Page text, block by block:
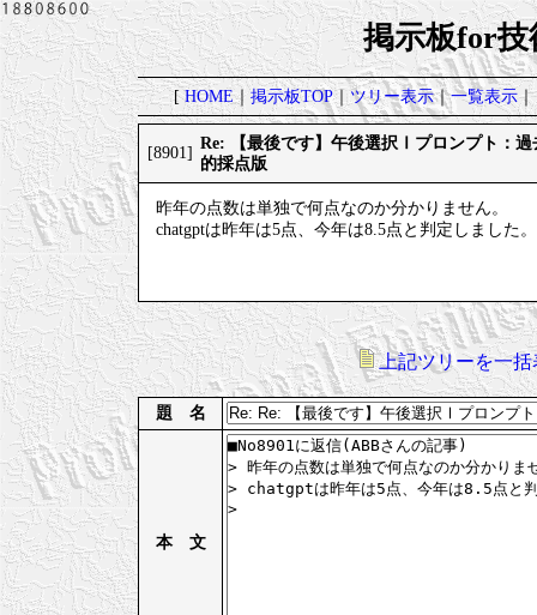
掲示板for技
[HOME｜掲示板TOP｜ツリー表示｜一覧表示｜
[8901]
Re: 【最後です】午後選択Ⅰプロンプト：
的採点版
昨年の点数は単独で何点なのか分かりません。
chatgptは昨年は5点、今年は8.5点と判定しました。
上記ツリーを一括
題 名
本 文